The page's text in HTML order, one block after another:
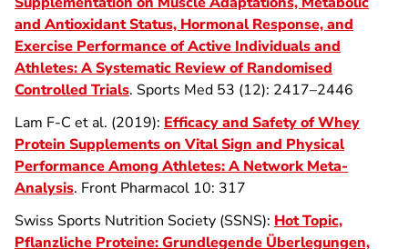
and Antioxidant Status, Hormonal Response, and
Exercise Performance of Active Individuals and
Athletes: A Systematic Review of Randomised
Controlled Trials. Sports Med 53 (12): 2417–2446
Lam F-C et al. (2019): Efficacy and Safety of Whey
Protein Supplements on Vital Sign and Physical
Performance Among Athletes: A Network Meta-
Analysis. Front Pharmacol 10: 317
Swiss Sports Nutrition Society (SSNS): Hot Topic,
Pflanzliche Proteine: Grundlegende Überlegungen,